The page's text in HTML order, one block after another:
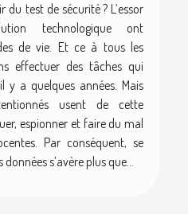
du test de sécurité ? L’essor
technologique ont
de vie. Et ce à tous les
effectuer des tâches qui
y a quelques années. Mais
usent de cette
espionner et faire du mal
Par conséquent, se
s’avère plus que...